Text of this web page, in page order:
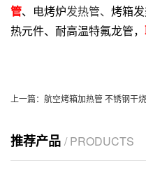
管、电烤炉发热管、
烤箱
热元件、耐高温特氟龙管，
上一篇： 航空烤箱加热管 不锈钢干烧型发热管 耐高温航空机载设备发热管
推荐产品 / PRODUCTS